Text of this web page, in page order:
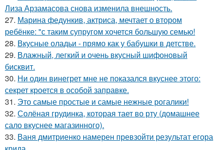
Лиза Арзамасова снова изменила внешность.
27. Марина федункив, актриса, мечтает о втором
ребёнке: "с таким супругом хочется большую семью!
28. Вкусные оладьи - прямо как у бабушки в детстве.
29. Влажный, легкий и очень вкусный шифоновый
бисквит.
30. Ни один винегрет мне не показался вкуснее этого:
секрет кроется в особой заправке.
31. Это самые простые и самые нежные рогалики!
32. Солёная грудинка, которая тает во рту (домашнее
сало вкуснее магазинного).
33. Ваня дмитриенко намерен превзойти результат егора